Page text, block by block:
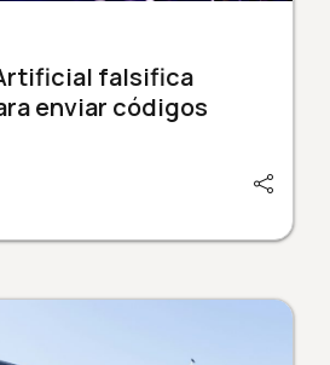
falsifica
enviar códigos